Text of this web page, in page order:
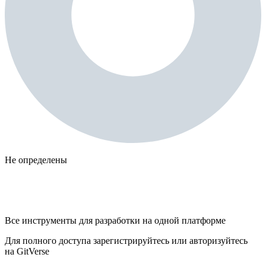
Не определены
Все инструменты для разработки на одной платформе
Для полного доступа зарегистрируйтесь или авторизуйтесь
на GitVerse